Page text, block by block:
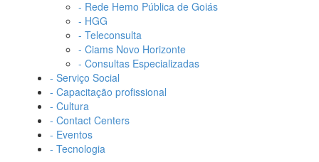
- Rede Hemo Pública de Goiás
- HGG
- Teleconsulta
- Ciams Novo Horizonte
- Consultas Especializadas
- Serviço Social
- Capacitação profissional
- Cultura
- Contact Centers
- Eventos
- Tecnologia